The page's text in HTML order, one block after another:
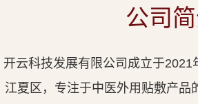
公司
开云科技发展有限公司成立于
江夏区，专注于中医外用贴敷产品